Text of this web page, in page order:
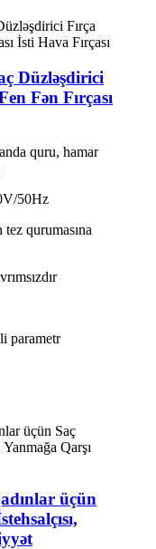
Düzləşdirici
Fən Fırçası
quru, hamar
50Hz
qurumasına
parametr
üçün